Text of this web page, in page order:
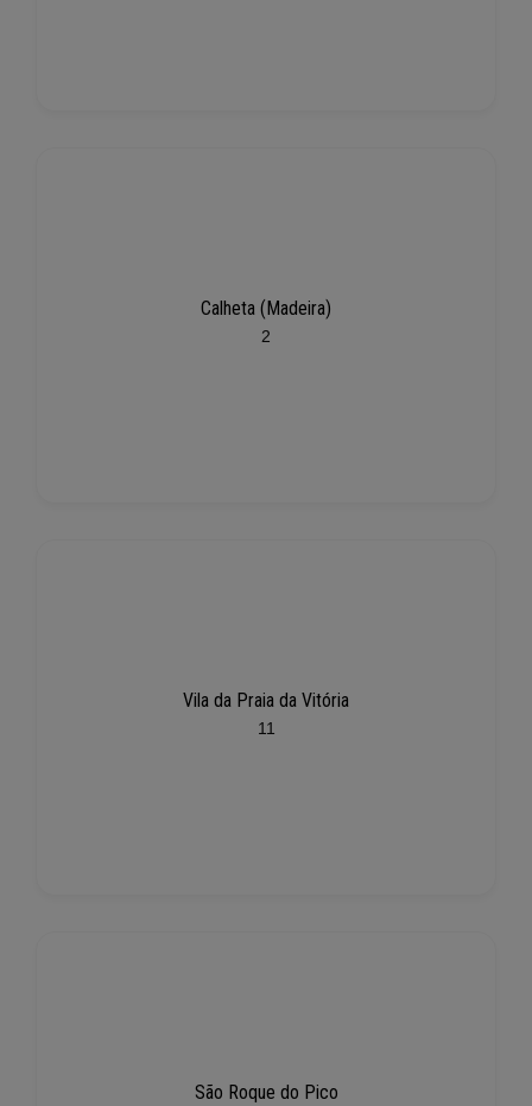
Calheta (Madeira)
2
Vila da Praia da Vitória
11
São Roque do Pico